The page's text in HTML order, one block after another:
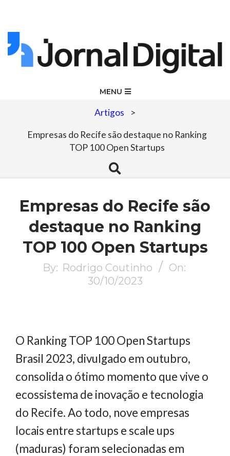
Skip
to
Jornal
Digital
MENU
Artigos >
Empresas do Recife são destaque no Ranking
TOP 100 Open Startups
Search
Empresas do Recife são
destaque no Ranking
TOP 100 Open Startups
By: Rodrigo Coutinho
On:
30/10/2023
O Ranking TOP 100 Open Startups
Brasil 2023, divulgado em outubro,
consolida o ótimo momento que vive o
ecossistema de inovação e tecnologia
do Recife. Ao todo, nove empresas
locais entre startups e scale ups
(maduras) foram selecionadas em